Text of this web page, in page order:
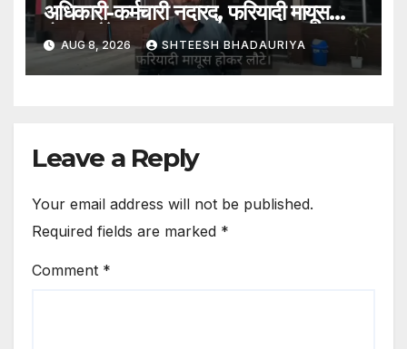
अधिकारी-कर्मचारी नदारद, फरियादी मायूस
होकर लौटे
AUG 8, 2026 SHTEESH BHADAURIYA
Leave a Reply
Your email address will not be published.
Required fields are marked *
Comment *